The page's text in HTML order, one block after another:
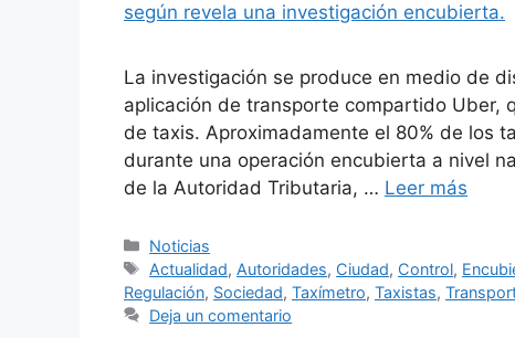
La investigación se produce en medio de
aplicación de transporte compartido Uber,
de taxis. Aproximadamente el 80% de los
durante una operación encubierta a nivel
de la Autoridad Tributaria, … Leer más
Categorías
Noticias
Etiquetas
Actualidad, Autoridades, Ciudad, Control,
Regulación, Sociedad, Taxímetro, Taxistas,
Deja un comentario